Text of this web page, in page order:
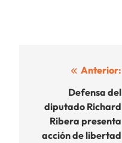
Navegación
entradas
Anterior:
Defensa del
diputado Richard
Ribera presenta
acción de libertad